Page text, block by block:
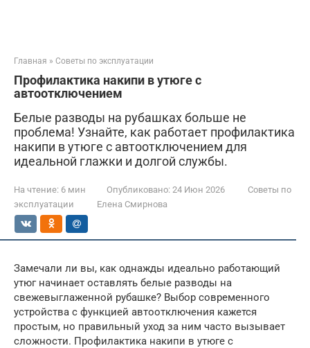
Главная » Советы по эксплуатации
Профилактика накипи в утюге с
автоотключением
Белые разводы на рубашках больше не
проблема! Узнайте, как работает профилактика
накипи в утюге с автоотключением для
идеальной глажки и долгой службы.
На чтение: 6 мин Опубликовано: 24 Июн 2026
Советы по
эксплуатации
Елена Смирнова
Замечали ли вы, как однажды идеально работающий
утюг начинает оставлять белые разводы на
свежевыглаженной рубашке? Выбор современного
устройства с функцией автоотключения кажется
простым, но правильный уход за ним часто вызывает
сложности. Профилактика накипи в утюге с